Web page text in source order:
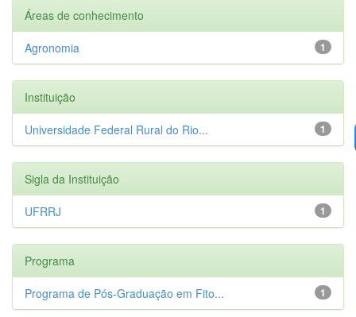
Áreas de conhecimento
1
Agronomia
Instituição
1
Universidade Federal Rural do Rio...
Sigla da Instituição
1
UFRRJ
Programa
1
Programa de Pós-Graduação em Fito...